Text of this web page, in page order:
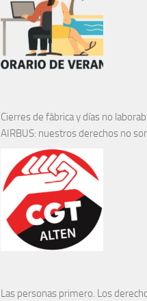
Cierres de fábrica y días no
AIRBUS: nuestros derechos no
negociables
Las personas primero. Los